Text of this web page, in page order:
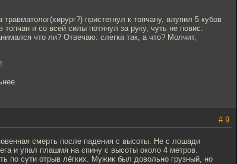
пристегнул к топчану, влупил 5 кубов
топчан и со всей силы потянул за руку, чуть не повис.
что ли? Отвечаю: слегка так, а что? Молчит,
# 9
смерть после падения с высоты. Не с лошади
и упал плашмя на спину с высоты около 4 метров.
по сути отрыв лёгких. Мужик был довольно грузный, но